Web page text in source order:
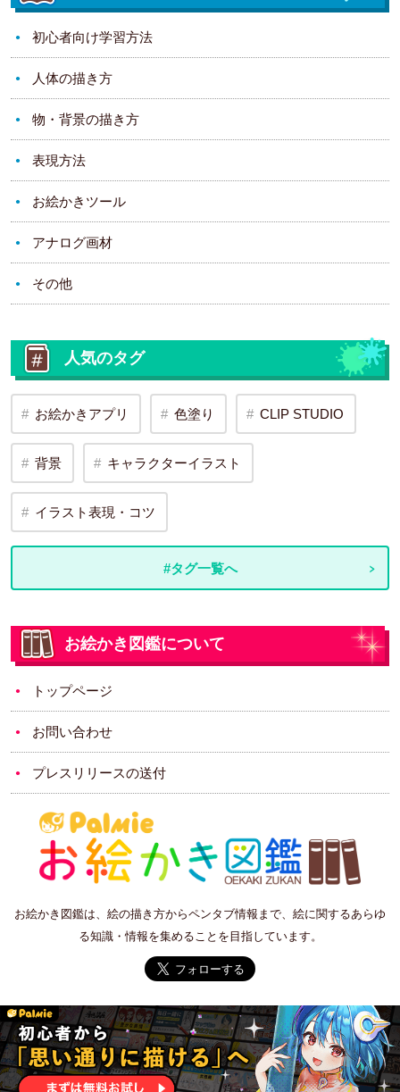
初心者向け学習方法
人体の描き方
物・背景の描き方
表現方法
お絵かきツール
アナログ画材
その他
人気のタグ
お絵かきアプリ 色塗り CLIP STUDIO
背景 キャラクターイラスト
イラスト表現・コツ
#タグ一覧へ
お絵かき図鑑について
トップページ
お問い合わせ
プレスリリースの送付
お絵かき図鑑は、絵の描き方からペンタブ情報まで、絵に関するあらゆ
る知識・情報を集めることを目指しています。